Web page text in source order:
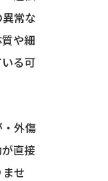
常な
や細
る可
外傷
直接
せ